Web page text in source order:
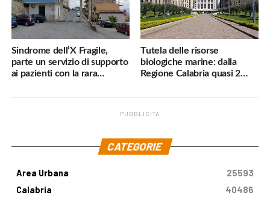
Sindrome dell’X Fragile,
parte un servizio di supporto
ai pazienti con la rara
Tutela delle risorse
biologiche marine: dalla
Regione Calabria quasi 2
PUBBLICITÀ
CATEGORIE
Area Urbana
25593
Calabria
40486